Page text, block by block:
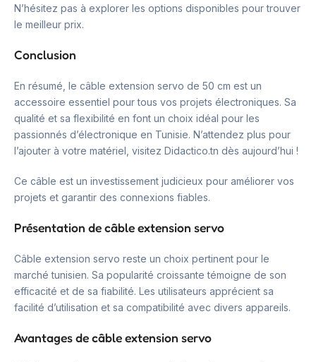
N’hésitez pas à explorer les options disponibles pour trouver
le meilleur prix.
Conclusion
En résumé, le câble extension servo de 50 cm est un
accessoire essentiel pour tous vos projets électroniques. Sa
qualité et sa flexibilité en font un choix idéal pour les
passionnés d’électronique en Tunisie. N’attendez plus pour
l’ajouter à votre matériel, visitez Didactico.tn dès aujourd’hui !
Ce câble est un investissement judicieux pour améliorer vos
projets et garantir des connexions fiables.
Présentation de câble extension servo
Câble extension servo reste un choix pertinent pour le
marché tunisien. Sa popularité croissante témoigne de son
efficacité et de sa fiabilité. Les utilisateurs apprécient sa
facilité d’utilisation et sa compatibilité avec divers appareils.
Avantages de câble extension servo